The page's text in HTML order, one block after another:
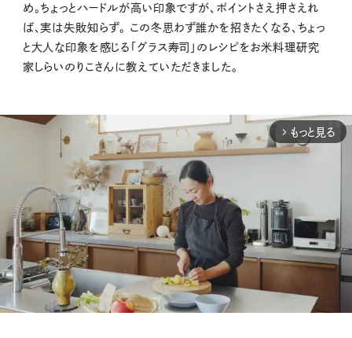
め。ちょっとハードルが高い印象ですが、ポイントさえ押さえれ
ば、実は失敗知らず。 この冬思わず誰かを招きたくなる、ちょっ
と大人な印象を感じる「グラス寿司」のレシピをお米料理研究
家しらいのりこさんに教えていただきました。
arrow_forward_ios もっと見る